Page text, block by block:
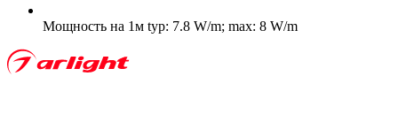
Мощность на 1м typ: 7.8 W/m; max: 8 W/m